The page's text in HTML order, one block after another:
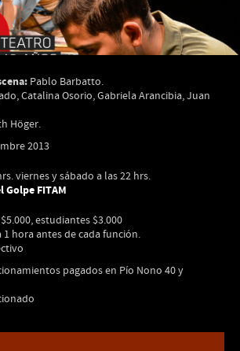
Pablo Barbatto.
Catalina Osorio, Gabriela Arancibia, Juan
Höger.
2013
viernes y sábado a las 22 hrs.
Golpe FITAM
estudiantes $3.000
hora antes de cada función.
pagados en Pío Nono 40 y